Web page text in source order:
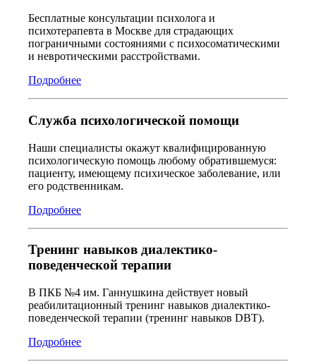
Бесплатные консультации психолога и
психотерапевта в Москве для страдающих
пограничными состояниями с психосоматическими
и невротическими расстройствами.
Подробнее
Служба психологической помощи
Наши специалисты окажут квалифицированную
психологическую помощь любому обратившемуся:
пациенту, имеющему психическое заболевание, или
его родственникам.
Подробнее
Тренинг навыков диалектико-
поведенческой терапии
В ПКБ №4 им. Ганнушкина действует новый
реабилитационный тренинг навыков диалектико-
поведенческой терапии (тренинг навыков DBT).
Подробнее